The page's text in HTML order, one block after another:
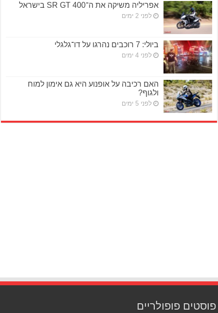
אפריליה משיקה את ה־SR GT 400 בישראל
לפני 2 ימים
ביולי: 7 רוכבים נהרגו על דו־גלגלי
לפני 4 ימים
האם רכיבה על אופנוע היא גם אימון למוח
ולגוף?
לפני 5 ימים
פוסטים פופולריים